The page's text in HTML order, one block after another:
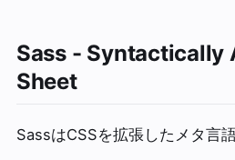
Sass - Syntactically
Sheet
SassはCSSを拡張したメタ言語